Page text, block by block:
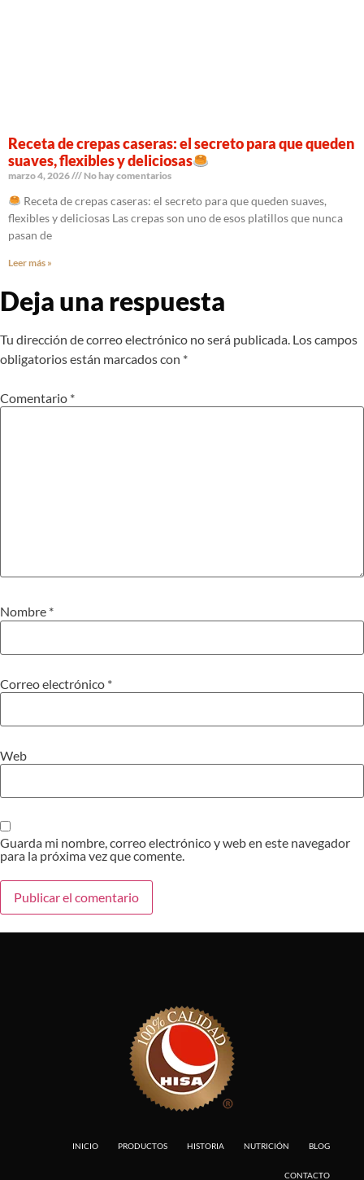
Receta de crepas caseras: el secreto para que queden
suaves, flexibles y deliciosas
marzo 4, 2026 No hay comentarios
Receta de crepas caseras: el secreto para que queden suaves,
flexibles y deliciosas Las crepas son uno de esos platillos que nunca
pasan de
Leer más »
Deja una respuesta
Tu dirección de correo electrónico no será publicada. Los campos
obligatorios están marcados con *
Comentario *
Nombre *
Correo electrónico *
Web
Guarda mi nombre, correo electrónico y web en este navegador
para la próxima vez que comente.
INICIO PRODUCTOS HISTORIA NUTRICIÓN BLOG
CONTACTO